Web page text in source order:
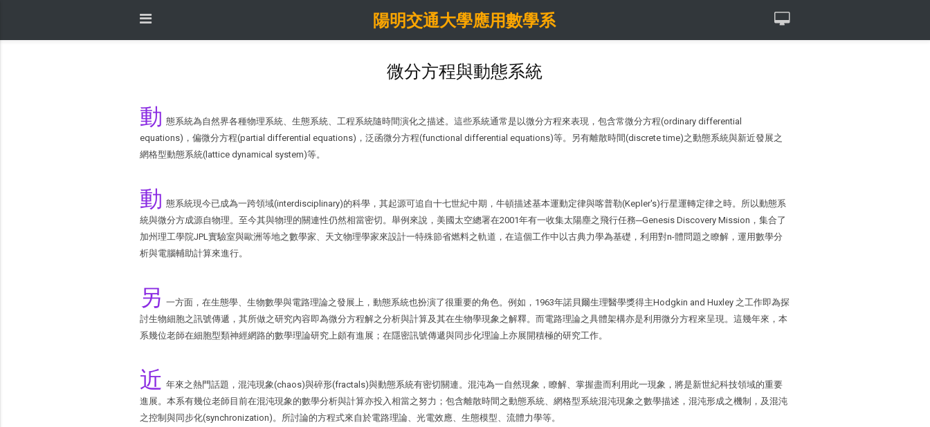
陽明交通大學應用數學系
微分方程與動態系統
動 態系統為自然界各種物理系統、生態系統、工程系統隨時間演化之描述。這些系統通常是以微分方程來表現，包含常微分方程(ordinary differential
equations)，偏微分方程(partial differential equations)，泛函微分方程(functional differential equations)等。另有離散時間(discrete time)之動態系統與新近發展之
網格型動態系統(lattice dynamical system)等。
動 態系統現今已成為一跨領域(interdisciplinary)的科學，其起源可追自十七世紀中期，牛頓描述基本運動定律與喀普勒(Kepler's)行星運轉定律之時。所以動態系
統與微分方成源自物理。至今其與物理的關連性仍然相當密切。舉例來說，美國太空總署在2001年有一收集太陽塵之飛行任務─Genesis Discovery Mission，集合了
加州理工學院JPL實驗室與歐洲等地之數學家、天文物理學家來設計一特殊節省燃料之軌道，在這個工作中以古典力學為基礎，利用對n-體問題之瞭解，運用數學分
析與電腦輔助計算來進行。
另 一方面，在生態學、生物數學與電路理論之發展上，動態系統也扮演了很重要的角色。例如，1963年諾貝爾生理醫學獎得主Hodgkin and Huxley 之工作即為探
討生物細胞之訊號傳遞，其所做之研究內容即為微分方程解之分析與計算及其在生物學現象之解釋。而電路理論之具體架構亦是利用微分方程來呈現。這幾年來，本
系幾位老師在細胞型類神經網路的數學理論研究上頗有進展；在隱密訊號傳遞與同步化理論上亦展開積極的研究工作。
近 年來之熱門話題，混沌現象(chaos)與碎形(fractals)與動態系統有密切關連。混沌為一自然現象，瞭解、掌握盡而利用此一現象，將是新世紀科技領域的重要
進展。本系有幾位老師目前在混沌現象的數學分析與計算亦投入相當之努力；包含離散時間之動態系統、網格型系統混沌現象之數學描述，混沌形成之機制，及混沌
之控制與同步化(synchronization)。所討論的方程式來自於電路理論、光電效應、生態模型、流體力學等。